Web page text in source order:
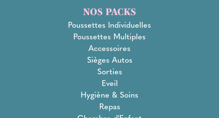
NOS PACKS
Poussettes Individuelles
Poussettes Multiples
Accessoires
Sièges Autos
Sorties
Eveil
Hygiène & Soins
Repas